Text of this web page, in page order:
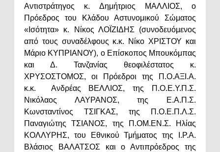
Αντιστράτηγος κ. Δημήτριος ΜΑΛΛΙΟΣ, ο
Πρόεδρος του Κλάδου Αστυνομικού Σώματος
«Ισότητα» κ. Νίκος ΛΟΪΖΙΔΗΣ (συνοδευόμενος
από τους συναδέλφους κ.κ. Νίκο ΧΡΙΣΤΟΥ και
Μάριο ΚΥΠΡΙΑΝΟΥ), ο Επίσκοπος Μπουκόμπας
και Δ. Τανζανίας θεοφιλέστατος κ.
ΧΡΥΣΟΣΤΟΜΟΣ, οι Πρόεδροι της Π.Ο.ΑΞΙ.Α.
κ.κ. Ανδρέας ΒΕΛΛΙΟΣ, της Π.Ο.Ε.Υ.Π.Σ.
Νικόλαος ΛΑΥΡΑΝΟΣ, της Ε.Α.Π.Σ.
Κωνσταντίνος ΤΣΙΓΚΑΣ, της Π.Ο.Ε.Π.Λ.Σ.
Παναγιώτης ΤΣΙΑΝΟΣ, της Π.ΟΜ.ΕΝ.Σ. Ηλίας
ΚΟΛΛΥΡΗΣ, του Εθνικού Τμήματος της Ι.Ρ.Α.
Βλάσιος ΒΑΛΑΤΣΟΣ και ο Αντιπρόεδρος της